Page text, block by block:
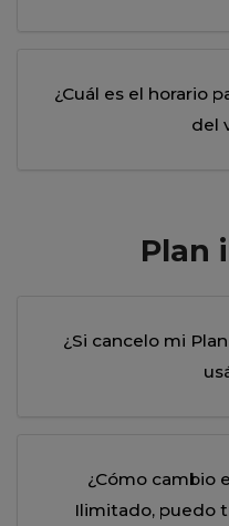
¿Cuál es el horario
del
Plan
¿Si cancelo mi
¿Cómo cambio
Ilimitado, puedo